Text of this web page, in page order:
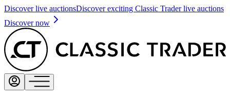
Discover live auctionsDiscover exciting Classic Trader live auctions
Discover now